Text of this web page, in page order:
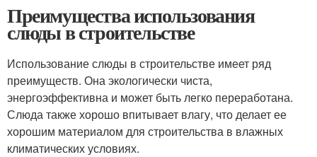
Преимущества использования
слюды в строительстве
Использование слюды в строительстве имеет ряд
преимуществ. Она экологически чиста,
энергоэффективна и может быть легко переработана.
Слюда также хорошо впитывает влагу, что делает ее
хорошим материалом для строительства в влажных
климатических условиях.